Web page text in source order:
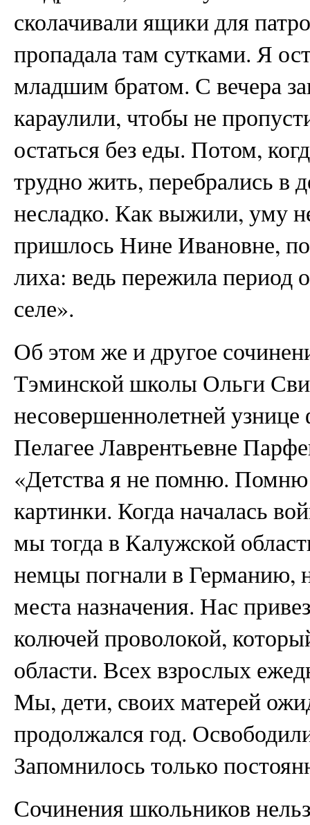
сколачивали ящики для
пропадала там сутками. Я
младшим братом. С вечера
караулили, чтобы не
остаться без еды. Потом,
трудно жить, перебрались в
несладко. Как выжили, уму
пришлось Нине Ивановне,
лиха: ведь пережила период
селе».
Об этом же и другое
Тэминской школы Ольги
несовершеннолетней узнице
Пелагее Лаврентьевне
«Детства я не помню.
картинки. Когда началась
мы тогда в Калужской
немцы погнали в Германию,
места назначения. Нас
колючей проволокой,
области. Всех взрослых
Мы, дети, своих матерей
продолжался год.
Запомнилось только
Сочинения школьников